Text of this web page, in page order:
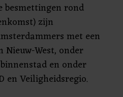
besmettingen rond
zijn
met een
West, onder
en onder
en Veiligheidsregio.